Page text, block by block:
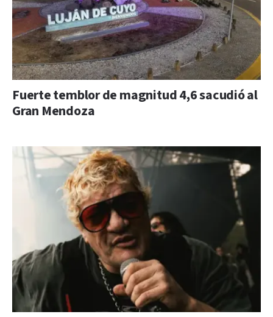
Fuerte temblor de magnitud 4,6 sacudió al
Gran Mendoza